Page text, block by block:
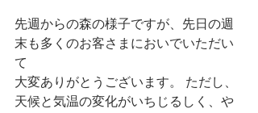
先週からの森の様子ですが、先日の週
末も多くのお客さまにおいでいただい
て
大変ありがとうございます。 ただし、
天候と気温の変化がいちじるしく、や